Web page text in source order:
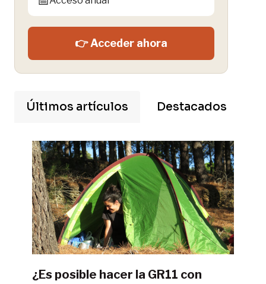
👉 Acceder ahora
Últimos artículos Destacados
¿Es posible hacer la GR11 con